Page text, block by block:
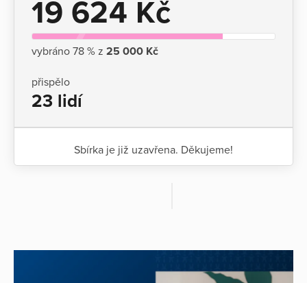
19 624 Kč
vybráno 78 % z 25 000 Kč
přispělo
23 lidí
Sbírka je již uzavřena. Děkujeme!